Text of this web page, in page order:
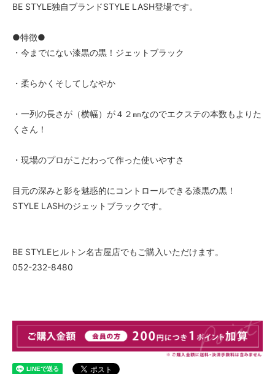
BE STYLE独自ブランドSTYLE LASH登場です。
●特徴●
・今までにない漆黒の黒！ジェットブラック
・柔らかくそしてしなやか
・一列の長さが（横幅）が４２㎜なのでエクステの本数もよりた
くさん！
・現場のプロがこだわって作った使いやすさ
目元の深みと影を魅惑的にコントロールできる漆黒の黒！
STYLE LASHのジェットブラックです。
BE STYLEヒルトン名古屋店でもご購入いただけます。
052-232-8480